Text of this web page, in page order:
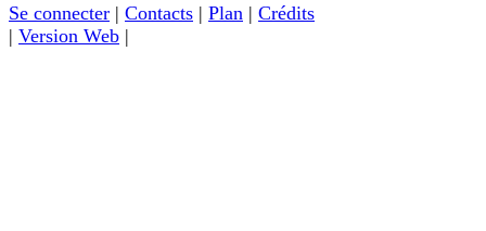
Se connecter | Contacts | Plan | Crédits
| Version Web |